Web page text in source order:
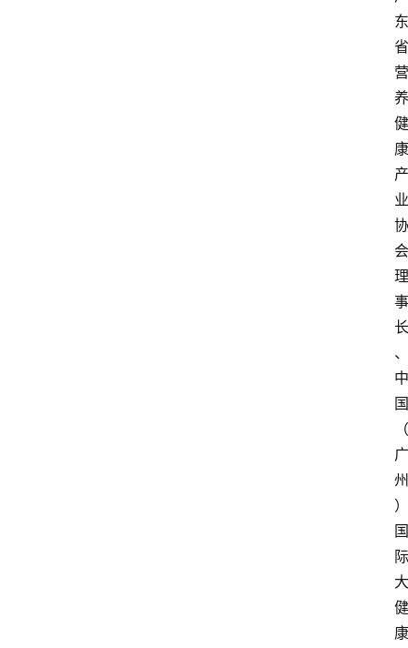
东
省
营
养
健
康
产
业
协
会
理
事
长
、
中
国
（
广
州
）
国
际
大
健
康